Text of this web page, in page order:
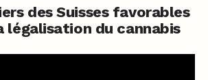
des Suisses favorables
légalisation du cannabis